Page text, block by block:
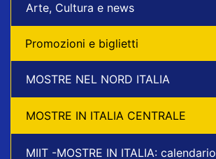
Arte, Cultura e news
Promozioni e biglietti
MOSTRE NEL NORD ITALIA
MOSTRE IN ITALIA CENTRALE
MIIT -MOSTRE IN ITALIA: calendario